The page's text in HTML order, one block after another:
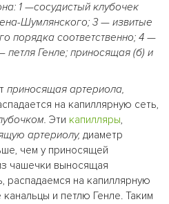
1 —сосудистый клубочек
Шумлянского; 3— извитые
порядка соответственно; 4 —
петля Генле; приносящая (б) и
приносящая артериола,
на капиллярную сеть,
Эти капилляры,
артериолу, диаметр
чем у приносящей
чашечки выносящая
распадаемся на капиллярную
и петлю Генле. Таким